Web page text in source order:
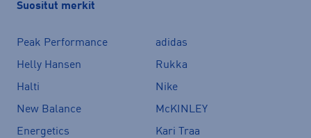
Suositut merkit
Peak Performance
adidas
Helly Hansen
Rukka
Halti
Nike
New Balance
McKINLEY
Energetics
Kari Traa